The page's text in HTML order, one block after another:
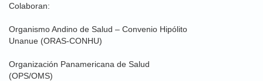
Colaboran:
Organismo Andino de Salud – Convenio Hipólito
Unanue (ORAS-CONHU)
Organización Panamericana de Salud
(OPS/OMS)